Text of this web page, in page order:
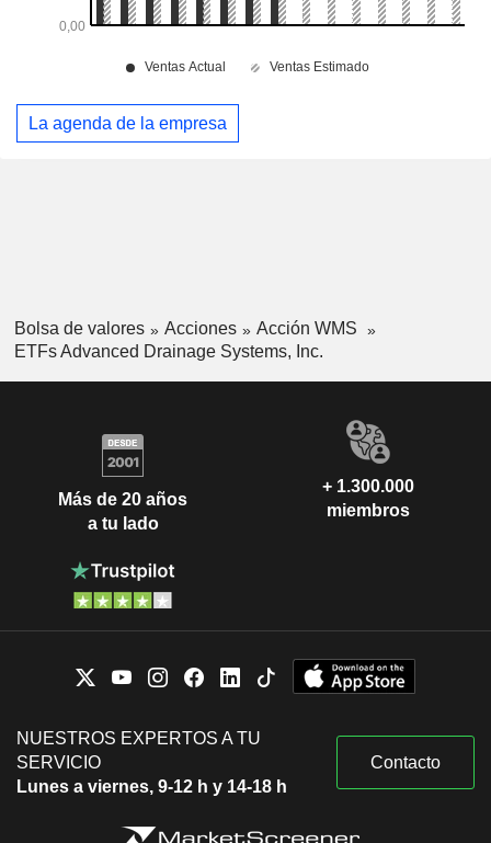
La agenda de la empresa
Bolsa de valores Acciones
Acción WMS
ETFs Advanced Drainage Systems, Inc.
Más de 20 años
a tu lado
+ 1.300.000
miembros
NUESTROS EXPERTOS A TU
SERVICIO
Lunes a viernes, 9-12 h y 14-18 h
Contacto